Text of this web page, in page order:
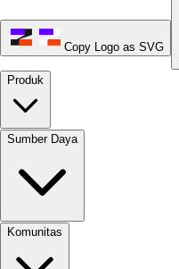
Copy Logo as SVG
Produk
Sumber Daya
Komunitas